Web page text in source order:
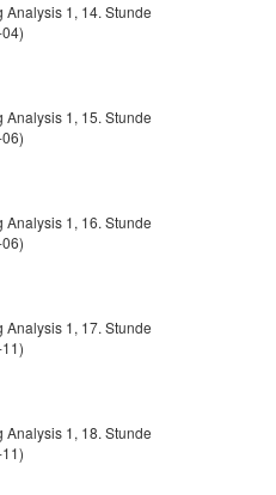
Analysis 1, 14. Stunde
Analysis 1, 15. Stunde
Analysis 1, 16. Stunde
Analysis 1, 17. Stunde
Analysis 1, 18. Stunde